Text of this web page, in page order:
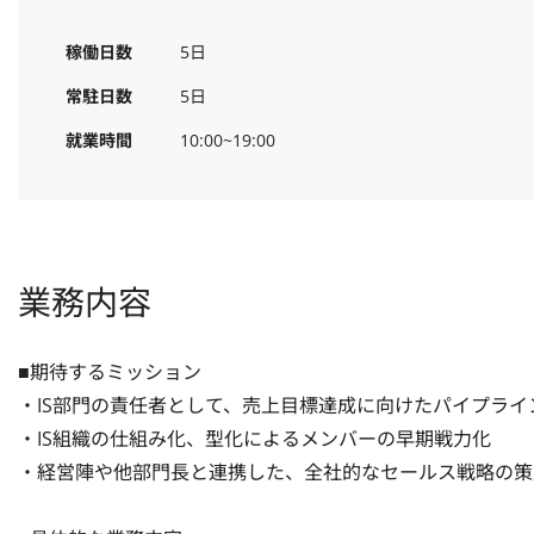
稼働日数
5日
常駐日数
5日
就業時間
10:00~19:00
業務内容
■期待するミッション
・IS部門の責任者として、売上目標達成に向けたパイプラ
・IS組織の仕組み化、型化によるメンバーの早期戦力化
・経営陣や他部門長と連携した、全社的なセールス戦略の